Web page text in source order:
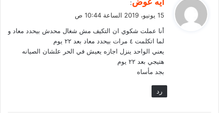
ل
:
15 يونيو، 2019 الساعة 10:44 ص
أنا عملت شكوي ان التكيف مش شغال محدش بيحدد معاد و
لما اتكلمت ٤ مرات بيحدد معاد بعد ٢٢ يوم
يعني الواحد ينزل اجازه يعيش في الحر علشان الصيانه
هتيجي بعد ٢٢ يوم
بجد مأساه
رد